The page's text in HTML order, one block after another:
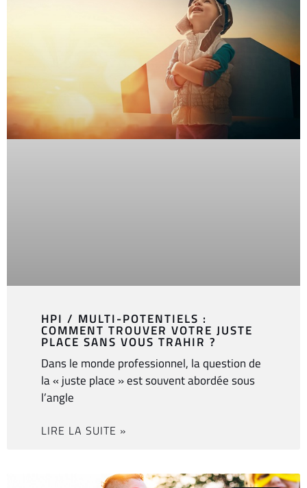
HPI / MULTI-POTENTIELS :
COMMENT TROUVER VOTRE JUSTE
PLACE SANS VOUS TRAHIR ?
Dans le monde professionnel, la question de
la « juste place » est souvent abordée sous
l’angle
LIRE LA SUITE »